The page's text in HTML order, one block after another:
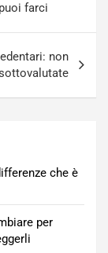
farci
non
che è
per